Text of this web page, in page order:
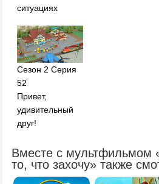
ситуациях
Сезон 2 Серия
52
Привет,
удивительный
друг!
Вместе с мультфильмом
то, что захочу» также